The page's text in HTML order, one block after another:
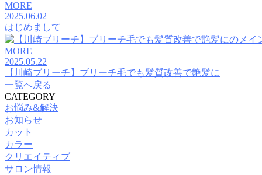
MORE
2025.06.02
はじめまして
MORE
2025.05.22
【川崎ブリーチ】ブリーチ毛でも髪質改善で艶髪に
一覧へ戻る
CATEGORY
お悩み&解決
お知らせ
カット
カラー
クリエイティブ
サロン情報